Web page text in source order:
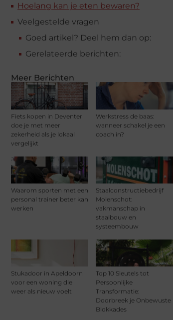
Hoelang kan je eten bewaren?
Veelgestelde vragen
Goed artikel? Deel hem dan op:
Gerelateerde berichten:
Meer Berichten
Fiets kopen in Deventer
doe je met meer
zekerheid als je lokaal
vergelijkt
Werkstress de baas:
wanneer schakel je een
coach in?
Waarom sporten met een
personal trainer beter kan
werken
Staalconstructiebedrijf
Molenschot:
vakmanschap in
staalbouw en
systeembouw
Stukadoor in Apeldoorn
voor een woning die
weer als nieuw voelt
Top 10 Sleutels tot
Persoonlijke
Transformatie:
Doorbreek je Onbewuste
Blokkades